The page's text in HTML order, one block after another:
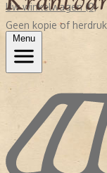
Uw winkelwagen (0)
Geen kopie of
Menu